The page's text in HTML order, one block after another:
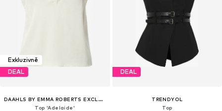
Exkluzivně
DEAL
DAAHLS BY EMMA ROBERTS EXCLUSIVELY FOR ABOUT YOU
Top 'Adelaide'
DEAL
TRENDYOL
Top